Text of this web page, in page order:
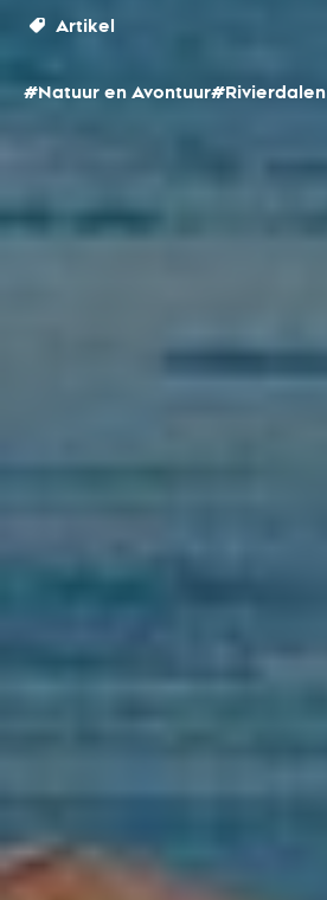
Artikel
#Natuur en Avontuur#Rivierdalen